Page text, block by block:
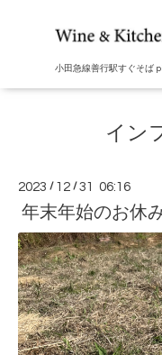
小田急線善行駅すぐそば
イン
2023 / 12 /31 06:16
年末年始のお休